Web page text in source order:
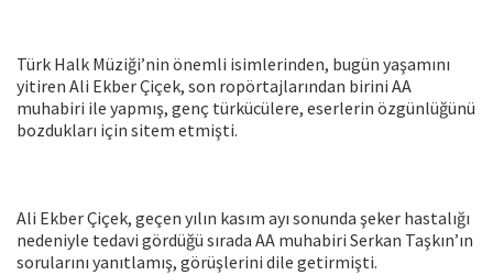
Türk Halk Müziği’nin önemli isimlerinden, bugün yaşamını
yitiren Ali Ekber Çiçek, son ropörtajlarından birini AA
muhabiri ile yapmış, genç türkücülere, eserlerin özgünlüğünü
bozdukları için sitem etmişti.
Ali Ekber Çiçek, geçen yılın kasım ayı sonunda şeker hastalığı
nedeniyle tedavi gördüğü sırada AA muhabiri Serkan Taşkın’ın
sorularını yanıtlamış, görüşlerini dile getirmişti.